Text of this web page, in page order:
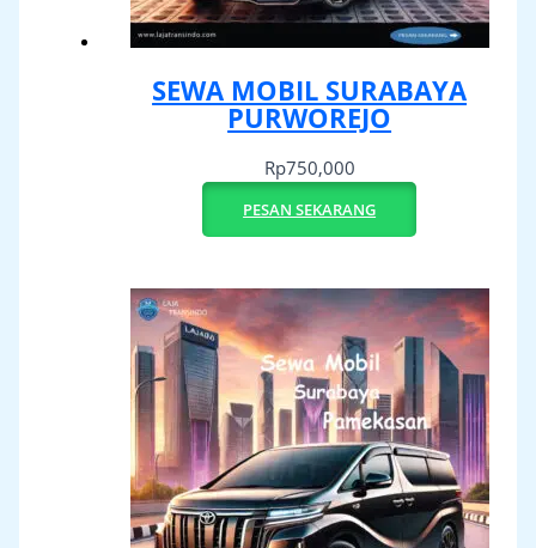
SEWA MOBIL SURABAYA
PURWOREJO
Rp750,000
PESAN SEKARANG